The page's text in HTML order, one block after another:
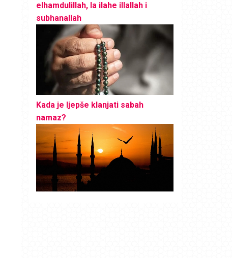
elhamdulillah, la ilahe illallah i
subhanallah
Kada je ljepše klanjati sabah
namaz?